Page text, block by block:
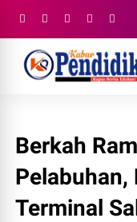
Berkah
Terminal